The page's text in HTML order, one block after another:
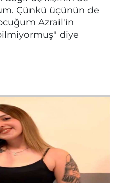
Çünkü üçünün de
Azrail'in
diye